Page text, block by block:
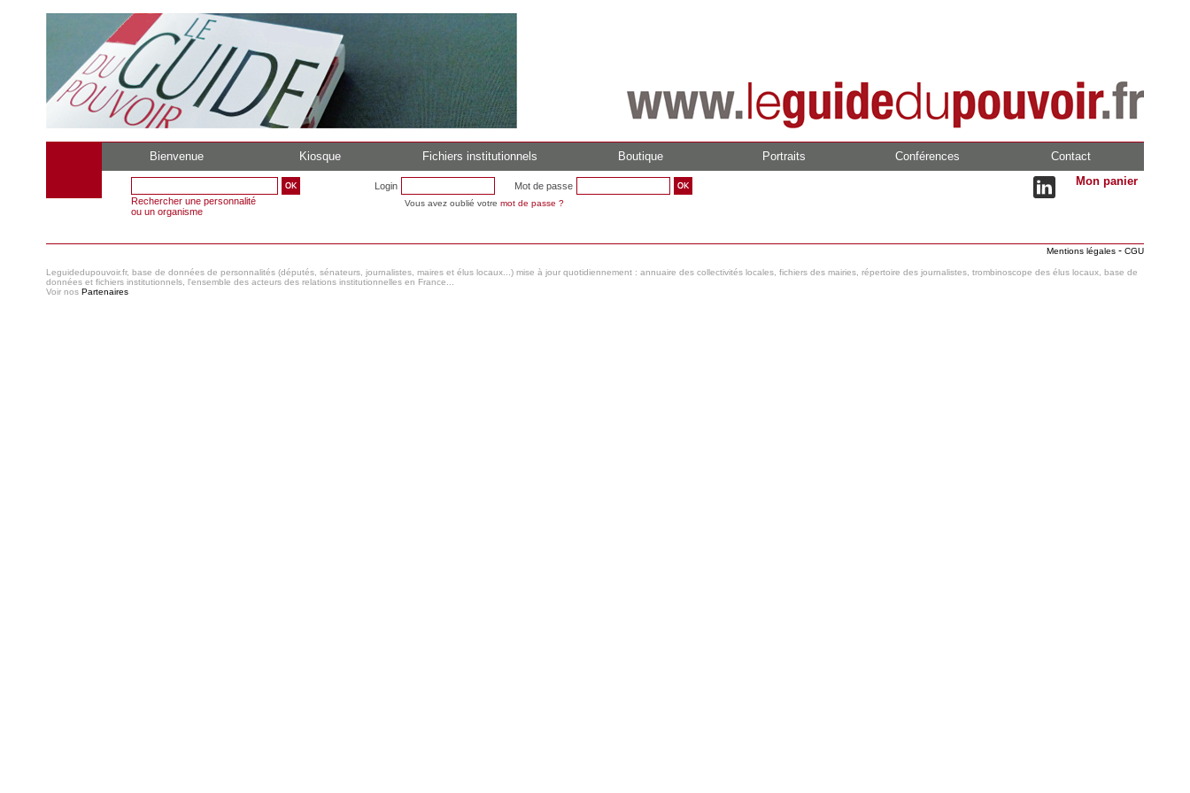
Bienvenue Kiosque Fichiers institutionnels Boutique Portraits Conférences Contact
Rechercher une personnalité
ou un organisme
Login Mot de passe
Vous avez oublié votre mot de passe ?
Mon panier
Mentions légales - CGU
Leguidedupouvoir.fr, base de données de personnalités (députés, sénateurs, journalistes, maires et élus locaux...) mise à jour quotidiennement : annuaire des collectivités locales, fichiers des mairies, répertoire des journalistes, trombinoscope des élus locaux, base de
données et fichiers institutionnels, l'ensemble des acteurs des relations institutionnelles en France...
Voir nos Partenaires